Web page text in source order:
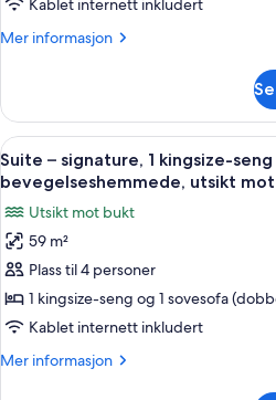
tilpasset
mot
bukt
Kablet internett inkludert
Mer informasjon
Mer
–
signature,
2
queensize-
senger,
tilpasset
bevegelseshemmede,
utsikt
mot
bukt
Åpne
alle
bildene
av
Suite
–
signature,
1
kingsize-
4
Suite – signature, 1 kingsize-
bevegelseshemmede, utsikt
Utsikt mot bukt
59 m²
Plass til 4 personer
1 kingsize-seng og 1 sovesofa
Kablet internett inkludert
Mer informasjon
Mer